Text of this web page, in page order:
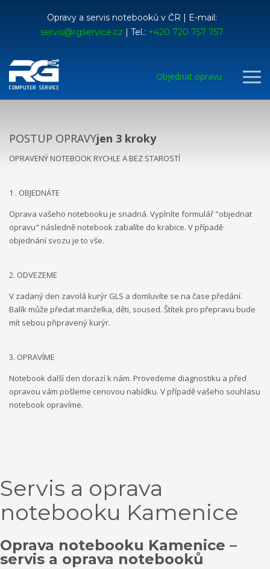
Opravy a servis notebooků v ČR | E-mail:
servis@rgservice.cz | Tel.: +420 720 757 757
Objednat opravu
POSTUP OPRAVYjen 3 kroky
OPRAVENÝ NOTEBOOK RYCHLE A BEZ STAROSTÍ
1 . OBJEDNÁTE
Oprava vašeho notebooku je snadná. Vyplníte formulář "objednat
opravu" následně notebook zabalíte do krabice. V případě
objednání svozu je to vše.
2. ODVEZEME
V zadaný den zavolá kurýr GLS a domluvíte se na čase předání.
Balík může předat manželka, děti, soused. Štítek pro přepravu bude
mít sebou připravený kurýr.
3. OPRAVÍME
Notebook další den dorazí k nám. Provedeme diagnostiku a před
opravou vám pošleme cenovou nabídku. V případě vašeho souhlasu
notebook opravíme.
Servis a oprava
notebooku Kamenice
Oprava notebooku Kamenice –
servis a oprava notebooků